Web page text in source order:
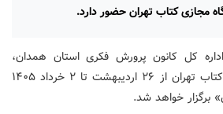
مجازی کتاب تهران حضور دارد.
کل کانون پرورش فکری استان همدان،
هفتمین نمایشگاه مجازی کتاب تهران از ۲۶ اردیبهشت تا ۲ خرداد ۱۴۰۵
برگزار خواهد شد.